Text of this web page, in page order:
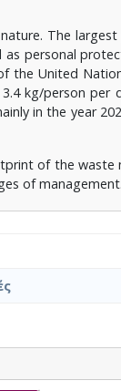
The
personal
the United
kg/person per
in the year
of the waste
of management.